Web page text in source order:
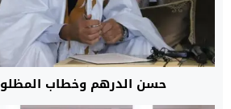
حسن الدرهم وخطاب